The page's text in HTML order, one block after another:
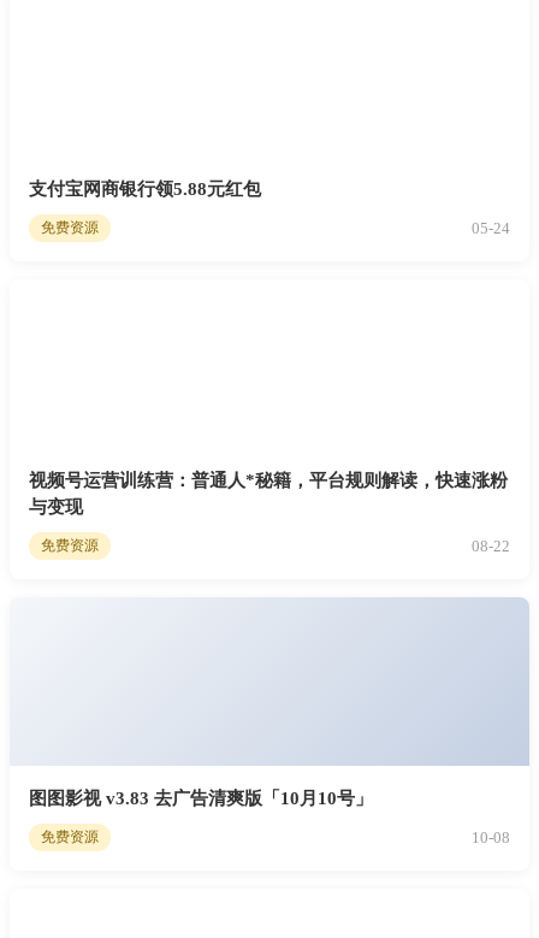
支付宝网商银行领5.88元红包
免费资源 05-24
视频号运营训练营：普通人*秘籍，平台规则解读，快速涨粉
与变现
免费资源 08-22
图图影视 v3.83 去广告清爽版「10月10号」
免费资源 10-08